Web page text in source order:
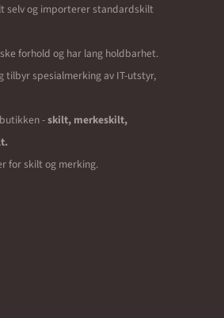
selv og importerer standardskilt
forhold og har lang holdbarhet.
tilbyr spesialmerking av IT-utstyr,
-skilt, merkeskilt,
for skilt og merking.